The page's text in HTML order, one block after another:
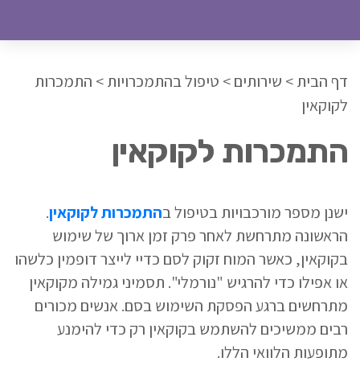
דף הבית> שירותים> טיפול בהתמכרויות> התמכרות
לקוקאין
התמכרות לקוקאין
ישנן מספר מורכבויות בטיפול בהתמכרות לקוקאין.
הראשונה מתרחשת לאחר פרק זמן ארוך של שימוש
בקוקאין, כאשר המוח זקוק לסם כדיי לייצר דופמין כלשהו
או אפילו כדי להרגיש "נורמלי". תסמיני גמילה מקוקאין
מתרחשים ברגע הפסקת השימוש בסם. אנשים מכורים
רבים ממשיכים להשתמש בקוקאין רק כדי להימנע
מתופעות הלוואי הללו.